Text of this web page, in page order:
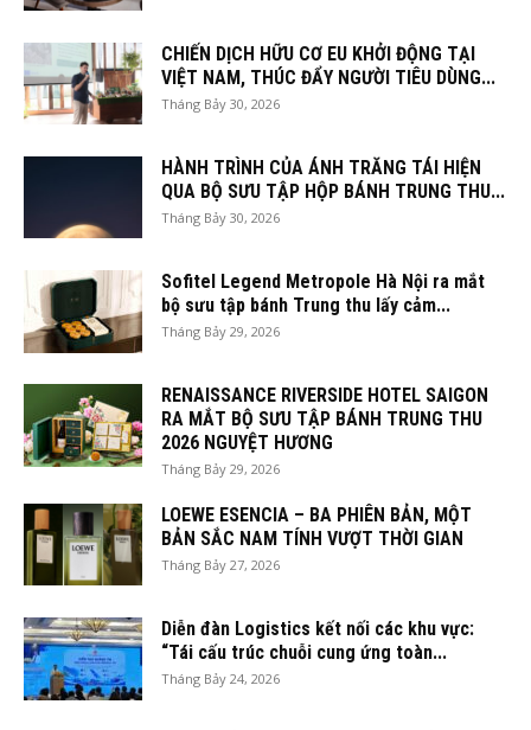
CHIẾN DỊCH HỮU CƠ EU KHỞI ĐỘNG TẠI
VIỆT NAM, THÚC ĐẨY NGƯỜI TIÊU DÙNG...
Tháng Bảy 30, 2026
HÀNH TRÌNH CỦA ÁNH TRĂNG TÁI HIỆN
QUA BỘ SƯU TẬP HỘP BÁNH TRUNG THU...
Tháng Bảy 30, 2026
Sofitel Legend Metropole Hà Nội ra mắt
bộ sưu tập bánh Trung thu lấy cảm...
Tháng Bảy 29, 2026
RENAISSANCE RIVERSIDE HOTEL SAIGON
RA MẮT BỘ SƯU TẬP BÁNH TRUNG THU
2026 NGUYỆT HƯƠNG
Tháng Bảy 29, 2026
LOEWE ESENCIA – BA PHIÊN BẢN, MỘT
BẢN SẮC NAM TÍNH VƯỢT THỜI GIAN
Tháng Bảy 27, 2026
Diễn đàn Logistics kết nối các khu vực:
“Tái cấu trúc chuỗi cung ứng toàn...
Tháng Bảy 24, 2026